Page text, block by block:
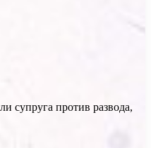
супруга против развода,